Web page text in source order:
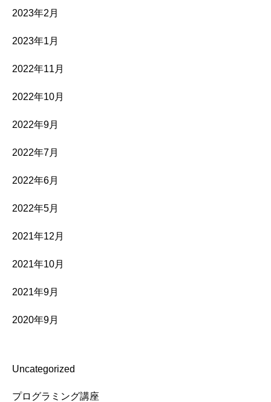
2023年2月
2023年1月
2022年11月
2022年10月
2022年9月
2022年7月
2022年6月
2022年5月
2021年12月
2021年10月
2021年9月
2020年9月
Uncategorized
プログラミング講座